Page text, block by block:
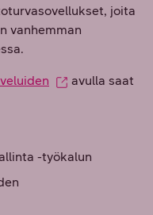
joita
vanhemman
avulla saat
-työkalun